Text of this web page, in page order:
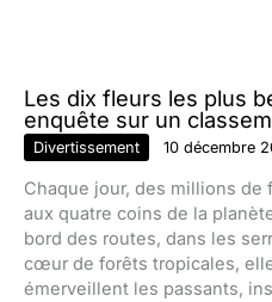
Les dix fleurs les plus
enquête sur un
Divertissement 10 décembre
Chaque jour, des millions de
aux quatre coins de la
bord des routes, dans les
cœur de forêts tropicales,
émerveillent les passants,